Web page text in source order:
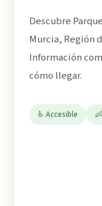
Descubre
Murcia, Región
Información
cómo llegar.
♿ Accesible